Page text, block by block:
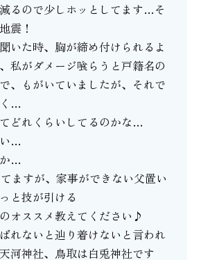
るので少しホッとしてます…そ
震！
いた時、胸が締め付けられるよ
私がダメージ喰らうと戸籍名の
、もがいていましたが、それで
…
どれくらいしてるのかな…
…
…
ますが、家事ができない父置い
と技が引ける
オススメ教えてください♪
れないと辿り着けないと言われ
河神社、鳥取は白兎神社です